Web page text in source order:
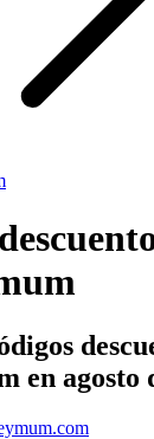
en agosto